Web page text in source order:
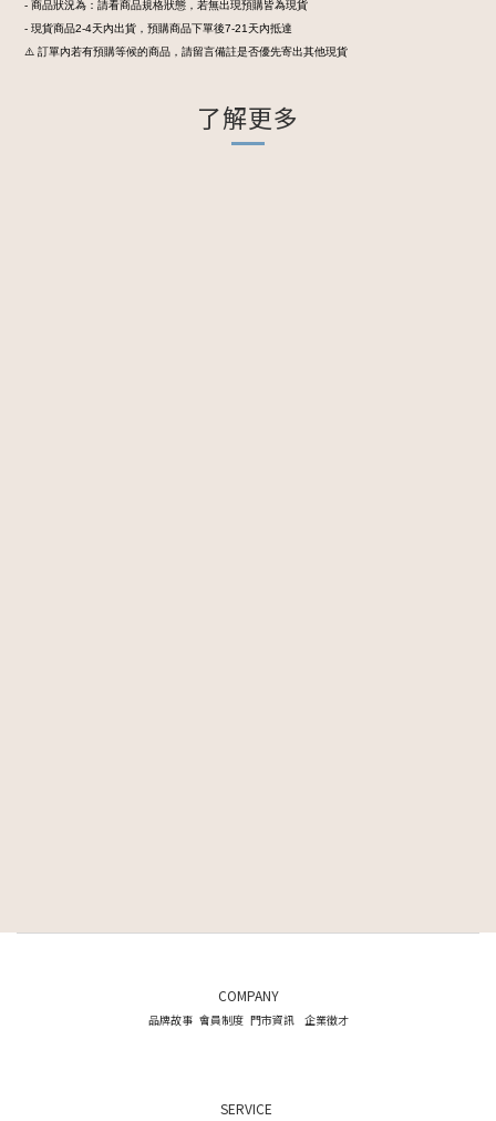
- 商品狀況為：請看商品規格狀態，若無出現預購皆為現貨
- 現貨商品2-4天內出貨，預購商品下單後7-21天內抵達
⚠️ 訂單內若有預購等候的商品，請留言備註是否優先寄出其他現貨
了解更多
COMPANY
品牌故事 會員制度 門市資訊 企業徵才
SERVICE